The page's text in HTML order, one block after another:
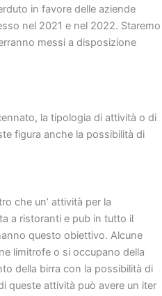
in favore delle aziende
nel 2021 e nel 2022. Staremo
messi a disposizione
la tipologia di attività o di
figura anche la possibilità di
che un’ attività per la
a ristoranti e pub in tutto il
questo obiettivo. Alcune
limitrofe o si occupano della
della birra con la possibilità di
queste attività può avere un iter